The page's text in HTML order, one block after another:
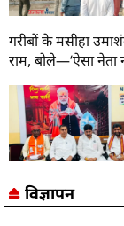
गरीबों के मसीहा
राम, बोले—‘ऐसा नेता
विज्ञापन